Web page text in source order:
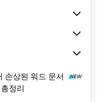
손상된 워드 문서
정리